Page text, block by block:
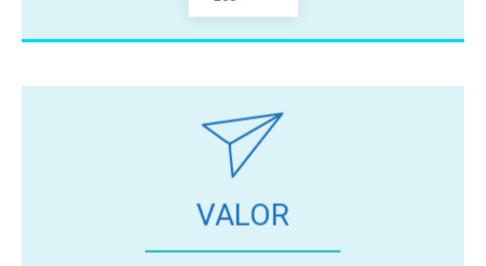
VALOR